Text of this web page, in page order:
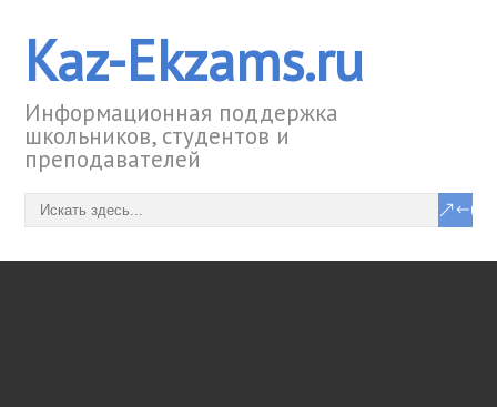
Kaz-Ekzams.ru
Информационная поддержка
школьников, студентов и
преподавателей